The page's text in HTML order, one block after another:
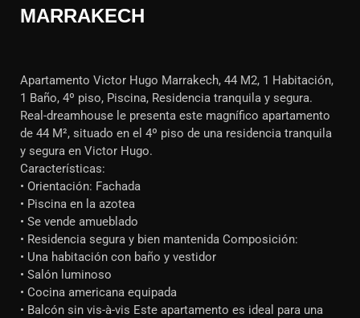
MARRAKECH
Apartamento Victor Hugo Marrakech, 44 M2, 1 Habitación,
1 Baño, 4º piso, Piscina, Residencia tranquila y segura.
Real-dreamhouse le presenta este magnífico apartamento
de 44 M², situado en el 4º piso de una residencia tranquila
y segura en Victor Hugo.
Características:
• Orientación: Fachada
• Piscina en la azotea
• Se vende amueblado
• Residencia segura y bien mantenida Composición:
• Una habitación con baño y vestidor
• Salón luminoso
• Cocina americana equipada
• Balcón sin vis-à-vis Este apartamento es ideal para una